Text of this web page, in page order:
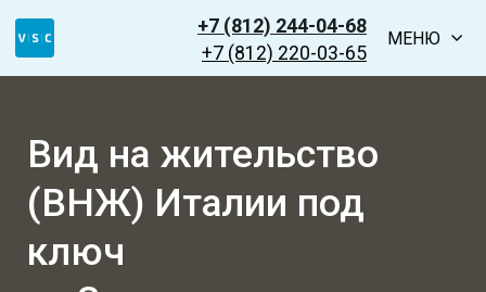
+7 (812) 244-04-68
+7 (812) 220-03-65
МЕНЮ
Вид на жительство
(ВНЖ) Италии под
ключ